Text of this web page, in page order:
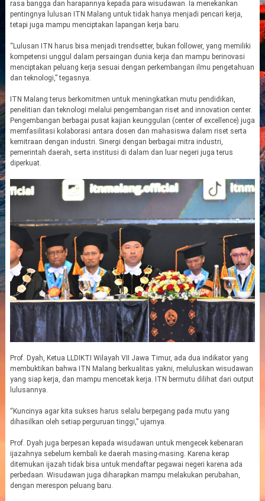
rasa bangga dan harapannya kepada para wisudawan. Ia menekankan
pentingnya lulusan ITN Malang untuk tidak hanya menjadi pencari kerja,
tetapi juga mampu menciptakan lapangan kerja baru.
“Lulusan ITN harus bisa menjadi trendsetter, bukan follower, yang memiliki
kompetensi unggul dalam persaingan dunia kerja dan mampu berinovasi
menciptakan peluang kerja sesuai dengan perkembangan ilmu pengetahuan
dan teknologi,” tegasnya.
ITN Malang terus berkomitmen untuk meningkatkan mutu pendidikan,
penelitian dan teknologi melalui pengembangan riset and innovation center.
Pengembangan berbagai pusat kajian keunggulan (center of excellence) juga
memfasilitasi kolaborasi antara dosen dan mahasiswa dalam riset serta
kemitraan dengan industri. Sinergi dengan berbagai mitra industri,
pemerintah daerah, serta institusi di dalam dan luar negeri juga terus
diperkuat.
Prof. Dyah, Ketua LLDIKTI Wilayah VII Jawa Timur, ada dua indikator yang
membuktikan bahwa ITN Malang berkualitas yakni, meluluskan wisudawan
yang siap kerja, dan mampu mencetak kerja. ITN bermutu dilihat dari output
lulusannya.
“Kuncinya agar kita sukses harus selalu berpegang pada mutu yang
dihasilkan oleh setiap perguruan tinggi,” ujarnya.
Prof. Dyah juga berpesan kepada wisudawan untuk mengecek kebenaran
ijazahnya sebelum kembali ke daerah masing-masing. Karena kerap
ditemukan ijazah tidak bisa untuk mendaftar pegawai negeri karena ada
perbedaan. Wisudawan juga diharapkan mampu melakukan perubahan,
dengan merespon peluang baru.